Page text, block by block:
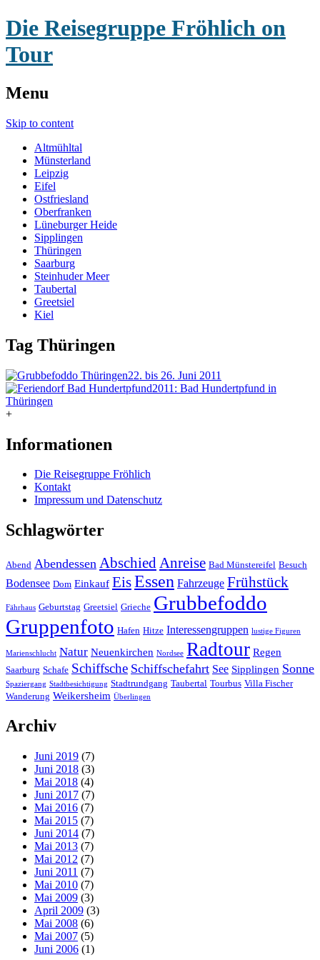
Die Reisegruppe Fröhlich on
Tour
Menu
Skip to content
Altmühltal
Münsterland
Leipzig
Eifel
Ostfriesland
Oberfranken
Lüneburger Heide
Sipplingen
Thüringen
Saarburg
Steinhuder Meer
Taubertal
Greetsiel
Kiel
Tag Thüringen
22. bis 26. Juni 2011
2011: Bad Hundertpfund in
Thüringen
+
Informationen
Die Reisegruppe Fröhlich
Kontakt
Impressum und Datenschutz
Schlagwörter
Abend Abendessen AbschiedAnreise Bad Münstereifel Besuch
Bodensee Dom Einkauf EisEssen Fahrzeuge Frühstück
Fährhaus Geburtstag Greetsiel Grieche Grubbefoddo
Gruppenfoto Hafen Hitze Interessengruppen lustige Figuren
Marienschlucht Natur Neuenkirchen Nordsee Radtour Regen
Saarburg Schafe Schiffsche Schiffschefahrt See Sipplingen Sonne
Spaziergang Stadtbesichtigung Stadtrundgang Taubertal Tourbus Villa Fischer
Wanderung Weikersheim Überlingen
Archiv
Juni 2019 (7)
Juni 2018 (3)
Mai 2018 (4)
Juni 2017 (7)
Mai 2016 (7)
Mai 2015 (7)
Juni 2014 (7)
Mai 2013 (7)
Mai 2012 (7)
Juni 2011 (7)
Mai 2010 (7)
Mai 2009 (3)
April 2009 (3)
Mai 2008 (6)
Mai 2007 (5)
Juni 2006 (1)